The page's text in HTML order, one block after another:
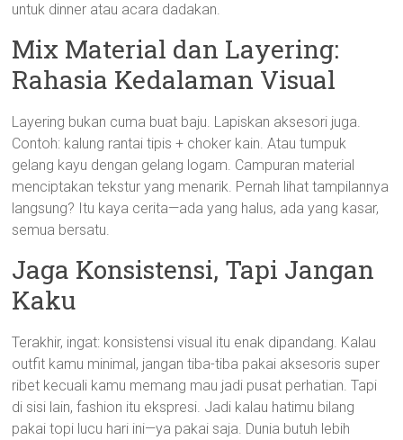
untuk dinner atau acara dadakan.
Mix Material dan Layering:
Rahasia Kedalaman Visual
Layering bukan cuma buat baju. Lapiskan aksesori juga.
Contoh: kalung rantai tipis + choker kain. Atau tumpuk
gelang kayu dengan gelang logam. Campuran material
menciptakan tekstur yang menarik. Pernah lihat tampilannya
langsung? Itu kaya cerita—ada yang halus, ada yang kasar,
semua bersatu.
Jaga Konsistensi, Tapi Jangan
Kaku
Terakhir, ingat: konsistensi visual itu enak dipandang. Kalau
outfit kamu minimal, jangan tiba-tiba pakai aksesoris super
ribet kecuali kamu memang mau jadi pusat perhatian. Tapi
di sisi lain, fashion itu ekspresi. Jadi kalau hatimu bilang
pakai topi lucu hari ini—ya pakai saja. Dunia butuh lebih